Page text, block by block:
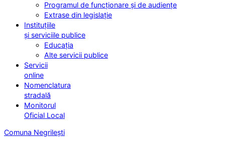
Programul de funcționare și de audiențe
Extrase din legislație
Instituțiile
și serviciile publice
Educația
Alte servicii publice
Servicii
online
Nomenclatura
stradală
Monitorul
Oficial Local
Comuna Negrilești